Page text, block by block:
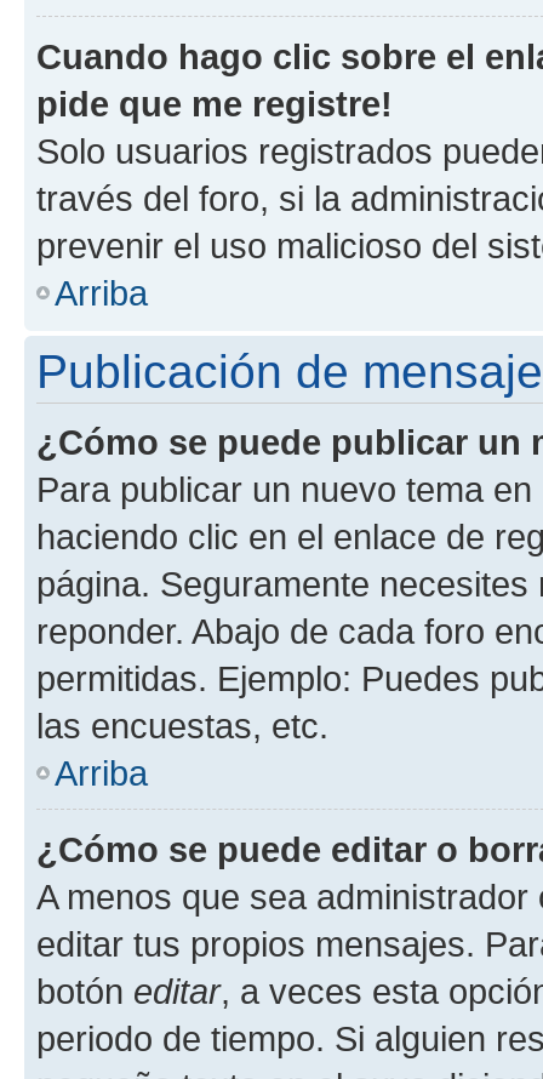
Cuando hago clic sobre el
pide que me registre!
Solo usuarios registrados
través del foro, si la
prevenir el uso malicioso del
Arriba
Publicación de
¿Cómo se puede publicar un
Para publicar un nuevo tema
haciendo clic en el enlace de
página. Seguramente
reponder. Abajo de cada foro
permitidas. Ejemplo: Puedes
las encuestas, etc.
Arriba
¿Cómo se puede editar o
A menos que sea
editar tus propios mensajes.
botón editar, a veces esta
periodo de tiempo. Si alguien